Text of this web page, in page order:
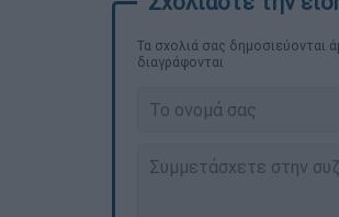
Τα σχολιά σας δημοσιεύονται
διαγράφονται